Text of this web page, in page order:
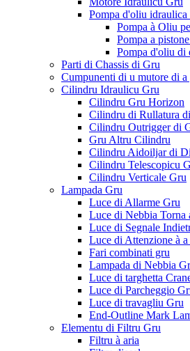
Pompa d'oliu idraulica
Pompa à Oliu
Pompa a
Pompa d'oliu di
Parti di Chassis di Gru
Cumpunenti di u mutore di a
Cilindru Idraulicu Gru
Cilindru Gru Horizon
Cilindru di Rullatura
Cilindru Outrigger di
Gru Altru Cilindru
Cilindru Aidoiljar di
Cilindru Telescopicu
Cilindru Verticale Gru
Lampada Gru
Luce di Allarme Gru
Luce di Nebbia Torna
Luce di Segnale
Luce di Attenzione à
Fari combinati gru
Lampada di Nebbia
Luce di targhetta
Luce di Parcheggio
Luce di travagliu Gru
End-Outline Mark
Elementu di Filtru Gru
Filtru à aria